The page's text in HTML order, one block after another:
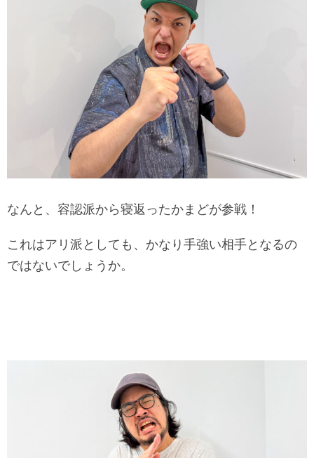
なんと、容認派から寝返ったかまどが参戦！
これはアリ派としても、かなり手強い相手となるの
ではないでしょうか。